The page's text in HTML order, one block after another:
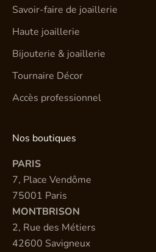
Savoir-faire de joaillerie
Haute joaillerie
Bijouterie & joaillerie
Tournaire Décor
Accès professionnel
Nos boutiques
PARIS
7, Place Vendôme
75001 Paris
MONTBRISON
2, Rue des Métiers
42600 Savigneux